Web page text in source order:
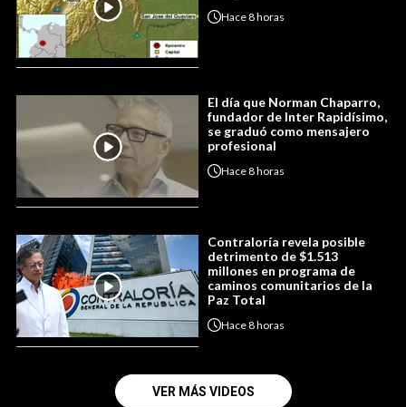
Hace8 horas
El día que Norman Chaparro,
fundador de Inter Rapidísimo,
se graduó como mensajero
profesional
Hace8 horas
Contraloría revela posible
detrimento de $1.513
millones en programa de
caminos comunitarios de la
Paz Total
Hace8 horas
VER MÁS VIDEOS